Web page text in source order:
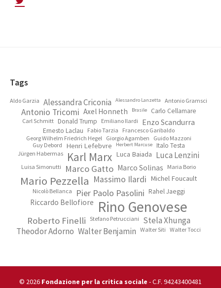
Footer
Tags
Aldo Garzia Alessandra Criconia Alessandro Lanzetta Antonio Gramsci
Antonio Tricomi Axel Honneth Brasile Carlo Cellamare
Carl Schmitt Donald Trump Emiliano Ilardi Enzo Scandurra
Ernesto Laclau Fabio Tarzia
Francesco Garibaldo
Georg Wilhelm Friedrich Hegel
Giorgio Agamben
Guido Mazzoni
Guy Debord
Henri Lefebvre Herbert Marcuse Italo Testa
Jürgen Habermas Karl Marx Luca Baiada Luca Lenzini
Luisa Simonutti Marco Gatto Marco Solinas Maria Borio
Mario Pezzella Massimo Ilardi Michel Foucault
Nicolò Bellanca Pier Paolo Pasolini Rahel Jaeggi
Riccardo Bellofiore Rino Genovese
Roberto Finelli Stefano Petrucciani
Stela Xhunga
Theodor Adorno Walter Benjamin Walter Siti Walter Tocci
© 2026 Fondazione per la critica sociale - C.F. 94243400481